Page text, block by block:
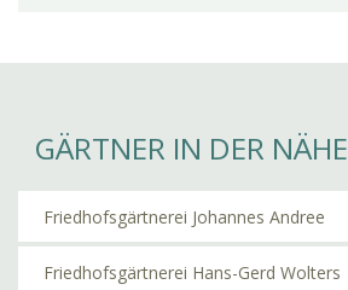
GÄRTNER IN DER NÄHE
Friedhofsgärtnerei Johannes Andree
Friedhofsgärtnerei Hans-Gerd Wolters